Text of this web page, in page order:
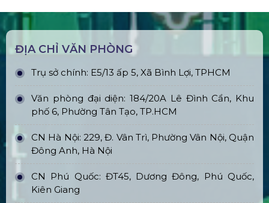
ĐỊA CHỈ VĂN PHÒNG
Trụ sở chính: E5/13 ấp 5, Xã Bình Lợi, TPHCM
Văn phòng đại diện: 184/20A Lê Đình Cẩn, Khu
phố 6, Phường Tân Tạo, TP.HCM
CN Hà Nội: 229, Đ. Vân Trì, Phường Vân Nội, Quận
Đông Anh, Hà Nội
CN Phú Quốc: ĐT45, Dương Đông, Phú Quốc,
Kiên Giang